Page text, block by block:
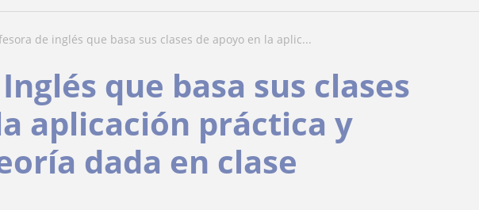
de inglés que basa sus clases de apoyo en la aplic...
que basa sus clases
aplicación práctica y
dada en clase